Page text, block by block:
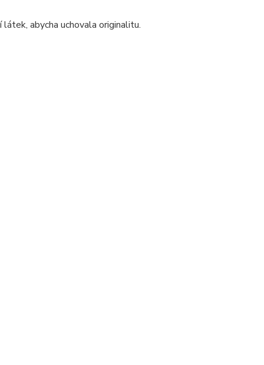
abycha uchovala originalitu.